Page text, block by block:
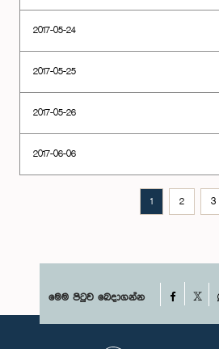
2017-05-24
2017-05-25
2017-05-26
2017-06-06
1 2 3
මෙම පිටුව බෙදාගන්න Facebook